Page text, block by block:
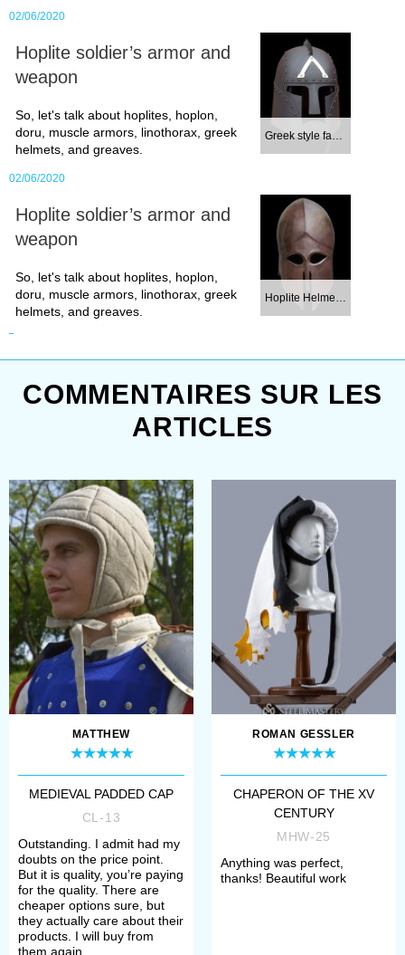
periods, we have
Orientalists as well asPhrygian
helmet
for Westernists.
Definitely take a look at
respectable fierce
great helm
pride of the real knight head
armor of High Middle Ages (XIII–
XIV centuries) –
Sugarloaf helm
Naturally,kettle hatswere
popular among infantry soldiers
in the medieval period Europe,
during the XIII – XVI centuries. To
fit every taste we offer as modest
descendant –
German Morion
helmet.
For the devoted admirers of the
historical reenactment our
craftsmen have forged absolutely
magnificent authenticsallet
highly wide-spread in Medieval
Western Europe in the XV century
– the period of gothic armour’s
origination. Check outFrench
sallet with bevor, fabulous
Winged sallet
or Burgundian
sallet -Burgonet
Additionally, we produce such a
highly beloved popular in the XV
century Italy
02/06/2020
Hoplite soldier’s armor and
weapon
So, let's talk about hoplites, hoplon,
doru, muscle armors, linothorax, greek
helmets, and greaves.
02/06/2020
Hoplite soldier’s armor and
weapon
So, let's talk about hoplites, hoplon,
doru, muscle armors, linothorax, greek
helmets, and greaves.
COMMENTAIRES SUR LES
ARTICLES
MATTHEW
MEDIEVAL PADDED CAP
CL-13
Outstanding. I admit had my
doubts on the price point.
But it is quality, you’re paying
for the quality. There are
cheaper options sure, but
they actually care about their
products. I will buy from
them again.
ROMAN GESSLER
CHAPERON OF THE XV
CENTURY
MHW-25
Anything was perfect,
thanks! Beautiful work